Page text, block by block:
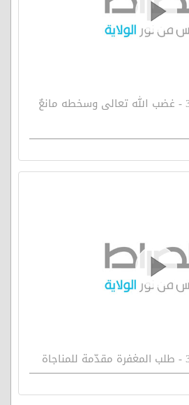
مصباح الهداية 306 - غضب الله تعالى وسخطه مانعٌ